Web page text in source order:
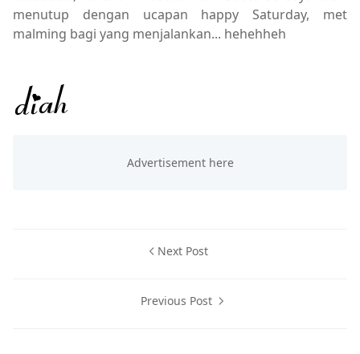
menutup dengan ucapan happy Saturday, met
malming bagi yang menjalankan... hehehheh
Next Post
Previous Post